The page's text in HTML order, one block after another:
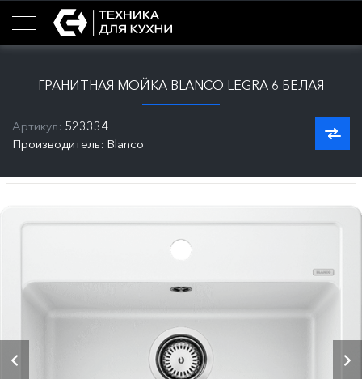
ГРАНИТНАЯ МОЙКА BLANCO LEGRA 6 БЕЛАЯ
Артикул: 523334
Производитель: Blanco